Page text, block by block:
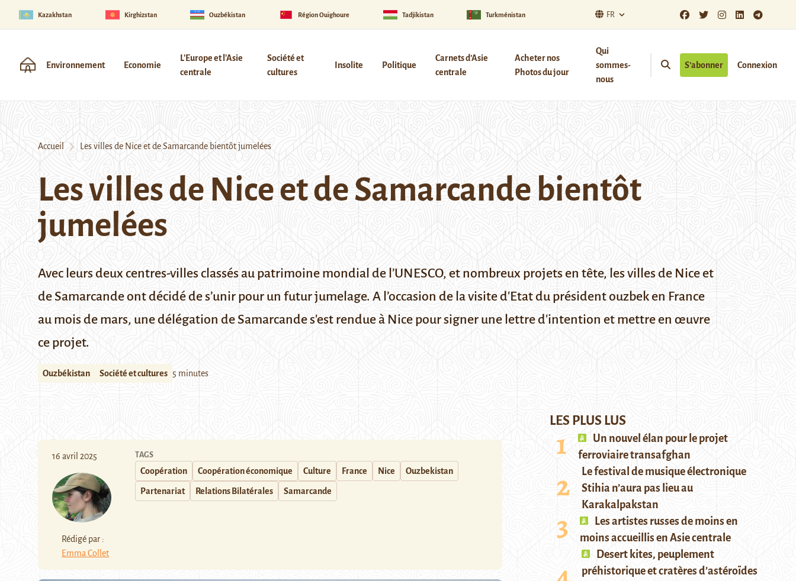
Kazakhstan Kirghizstan Ouzbékistan Région Ouïghoure Tadjikistan Turkménistan FR
Environnement Economie
L'Europe et l'Asie
centrale
Société et
cultures
Insolite Politique
Carnets d’Asie
centrale
Acheter nos
Photos du jour
Qui
sommes-
nous
S’abonner Connexion
Accueil Les villes de Nice et de Samarcande bientôt jumelées
Les villes de Nice et de Samarcande bientôt
jumelées
Avec leurs deux centres-villes classés au patrimoine mondial de l’UNESCO, et nombreux projets en tête, les villes de Nice et
de Samarcandeont décidé de s’unir pour un futur jumelage. A l’occasion de la visite d'Etat du président ouzbek en France
au mois de mars, une délégation de Samarcande s'est rendue à Nice pour signer une lettre d'intention et mettre en œuvre
ce projet.
Ouzbékistan Société et cultures 5 minutes
16 avril 2025
Rédigé par :
Emma Collet
TAGS
Coopération Coopération économique Culture France Nice Ouzbekistan
Partenariat Relations Bilatérales Samarcande
LES PLUS LUS
Un nouvel élan pour le projet
ferroviaire transafghan
Le festival de musique électronique
Stihia n’aura pas lieu au
Karakalpakstan
Les artistes russes de moins en
moins accueillis en Asie centrale
Desert kites, peuplement
préhistorique et cratères d’astéroïdes